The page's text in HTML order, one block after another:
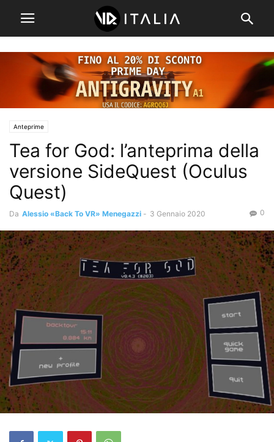
Anteprime
Tea for God: l’anteprima della
versione SideQuest (Oculus
Quest)
Da Alessio «Back To VR» Menegazzi - 3 Gennaio 2020 0